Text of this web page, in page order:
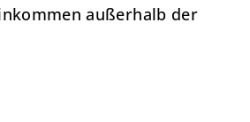
außerhalb der